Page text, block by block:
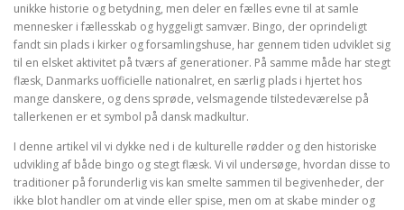
unikke historie og betydning, men deler en fælles evne til at samle
mennesker i fællesskab og hyggeligt samvær. Bingo, der oprindeligt
fandt sin plads i kirker og forsamlingshuse, har gennem tiden udviklet sig
til en elsket aktivitet på tværs af generationer. På samme måde har stegt
flæsk, Danmarks uofficielle nationalret, en særlig plads i hjertet hos
mange danskere, og dens sprøde, velsmagende tilstedeværelse på
tallerkenen er et symbol på dansk madkultur.
I denne artikel vil vi dykke ned i de kulturelle rødder og den historiske
udvikling af både bingo og stegt flæsk. Vi vil undersøge, hvordan disse to
traditioner på forunderlig vis kan smelte sammen til begivenheder, der
ikke blot handler om at vinde eller spise, men om at skabe minder og